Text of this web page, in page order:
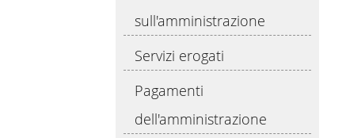
sull'amministrazione
Servizi erogati
Pagamenti
dell'amministrazione